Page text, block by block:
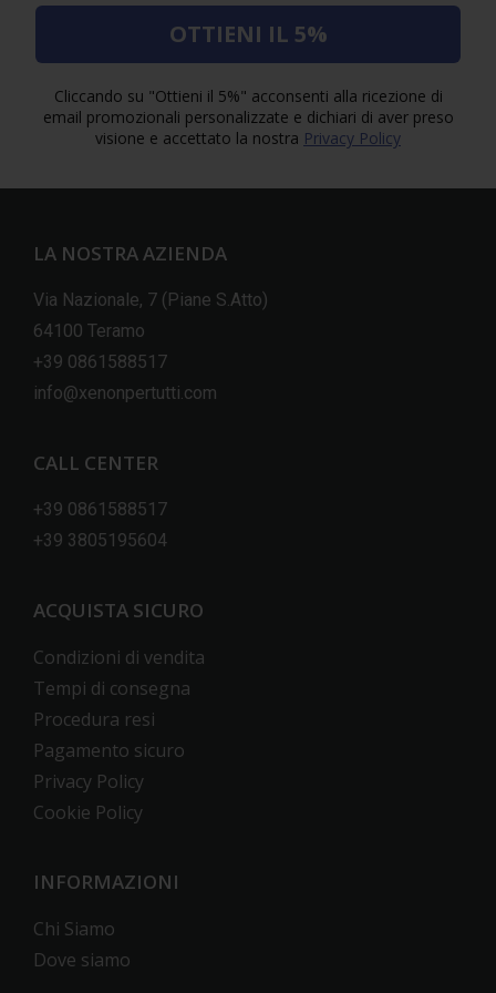
OTTIENI IL 5%
Cliccando su "Ottieni il 5%" acconsenti alla ricezione di
email promozionali personalizzate e dichiari di aver preso
visione e accettato la nostra Privacy Policy
LA NOSTRA AZIENDA
Via Nazionale, 7 (Piane S.Atto)
64100 Teramo
+39 0861588517
info@xenonpertutti.com
CALL CENTER
+39 0861588517
+39 3805195604
ACQUISTA SICURO
Condizioni di vendita
Tempi di consegna
Procedura resi
Pagamento sicuro
Privacy Policy
Cookie Policy
INFORMAZIONI
Chi Siamo
Dove siamo